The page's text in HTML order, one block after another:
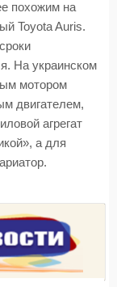
похожим на
Toyota Auris.
На украинском
мотором
двигателем,
агрегат
а для